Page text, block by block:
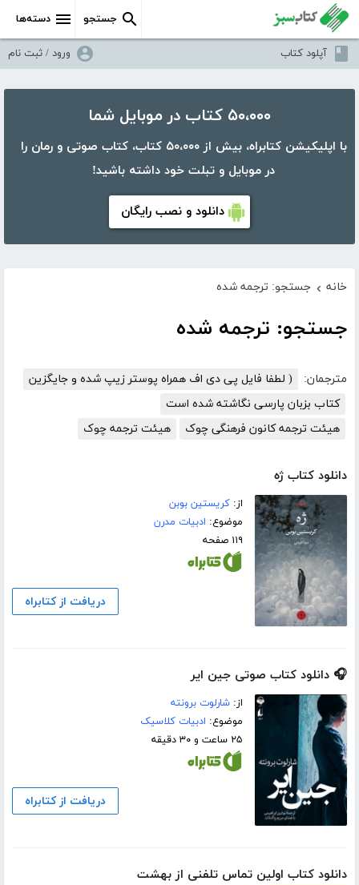
دسته‌ها جستجو
آپلود کتاب ورود / ثبت نام
۵۰،۰۰۰ کتاب در موبایل شما
با اپلیکیشن کتابراه، بیش از ۵۰،۰۰۰ کتاب، کتاب صوتی و رمان را
در موبایل و تبلت خود داشته باشید!
دانلود و نصب رایگان
خانه › جستجو: ترجمه شده
جستجو: ترجمه شده
مترجمان:
( لطفا فایل پی دی اف همراه پوستر زیپ شده و جایگزین
کتاب بزبان پارسی نگاشته شده است
هیئت ترجمه کانون فرهنگی چوک
هیئت ترجمه چوک
دانلود کتاب ژه
از:کریستین بوبن
موضوع: ادبیات مدرن
۱۱۹ صفحه
دریافت از کتابراه
🎧 دانلود کتاب صوتی جین ایر
از:شارلوت برونته
موضوع: ادبیات کلاسیک
۲۵ ساعت و ۳۰ دقیقه
دریافت از کتابراه
دانلود کتاب اولین تماس تلفنی از بهشت